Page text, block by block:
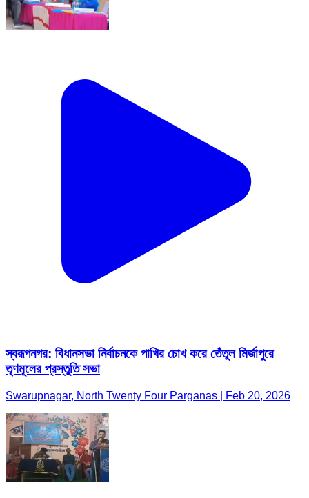
স্বরূপনগর: বিধানসভা নির্বাচনকে পাখির চোখ করে তেঁতুল মির্জাপুরে
তৃণমূলের প্রস্তুতি সভা
Swarupnagar, North Twenty Four Parganas | Feb 20, 2026